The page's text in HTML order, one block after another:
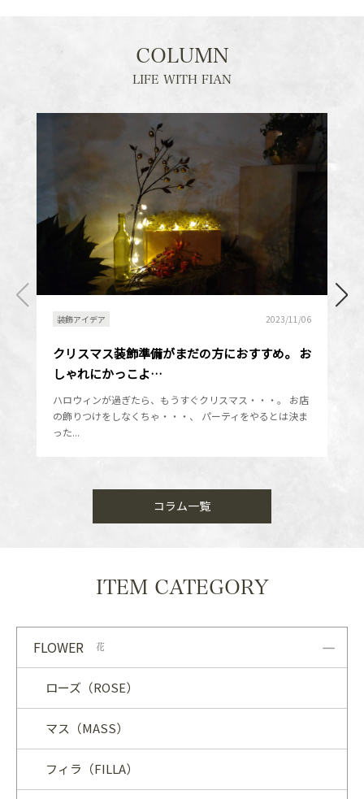
お買い物を続ける カートへ進む
COLUMN
LIFE WITH FIAN
装飾アイデア 2023/11/06
クリスマス装飾準備がまだの方におすすめ。 お
しゃれにかっこよ…
ハロウィンが過ぎたら、もうすぐクリスマス・・・。 お店
の飾りつけをしなくちゃ・・・、 パーティをやるとは決ま
った...
コラム一覧
ITEM CATEGORY
FLOWER 花
ローズ（ROSE）
マス（MASS）
フィラ（FILLA）